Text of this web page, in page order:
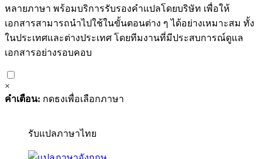
หลายภาษา พร้อมบริการรับรองคำแปลโดยบริษัท เพื่อให้
เอกสารสามารถนำไปใช้ในขั้นตอนต่าง ๆ ได้อย่างเหมาะสม ทั้ง
ในประเทศและต่างประเทศ โดยทีมงานที่มีประสบการณ์ดูแล
เอกสารอย่างรอบคอบ
×
คำเตือน: กดธงเพื่อเลือกภาษา
รับแปลภาษาไทย